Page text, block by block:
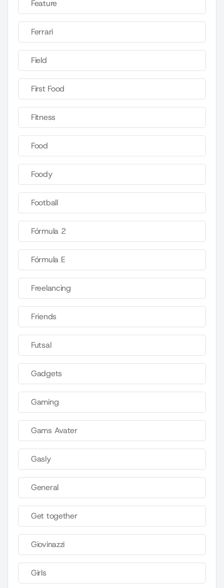
Feature
Ferrari
Field
First Food
Fitness
Food
Foody
Football
Fórmula 2
Fórmula E
Freelancing
Friends
Futsal
Gadgets
Gaming
Gams Avater
Gasly
General
Get together
Giovinazzi
Girls